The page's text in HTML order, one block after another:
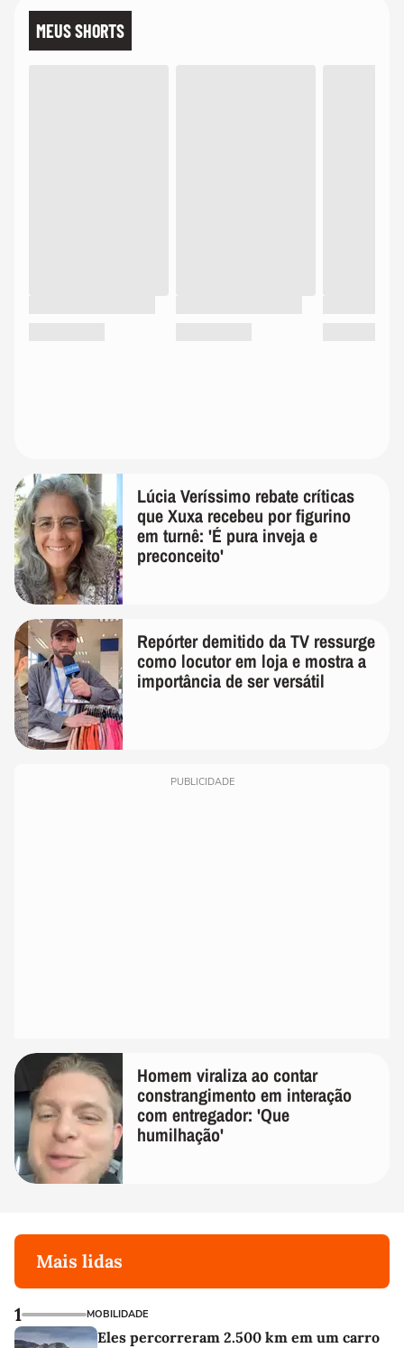
MEUS SHORTS
Lúcia Veríssimo rebate críticas
que Xuxa recebeu por figurino
em turnê: 'É pura inveja e
preconceito'
Repórter demitido da TV ressurge
como locutor em loja e mostra a
importância de ser versátil
PUBLICIDADE
Homem viraliza ao contar
constrangimento em interação
com entregador: 'Que
humilhação'
Mais lidas
1 MOBILIDADE
Eles percorreram 2.500 km em um carro